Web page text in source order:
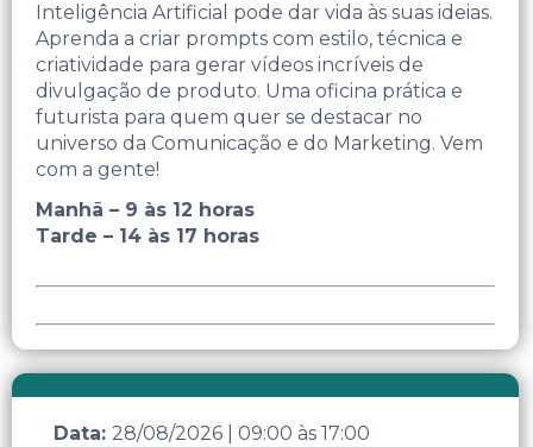
Inteligência Artificial pode dar vida às suas ideias.
Aprenda a criar prompts com estilo, técnica e
criatividade para gerar vídeos incríveis de
divulgação de produto. Uma oficina prática e
futurista para quem quer se destacar no
universo da Comunicação e do Marketing. Vem
com a gente!
Manhã – 9 às 12 horas
Tarde – 14 às 17 horas
Data: 28/08/2026 09:00 às 17:00